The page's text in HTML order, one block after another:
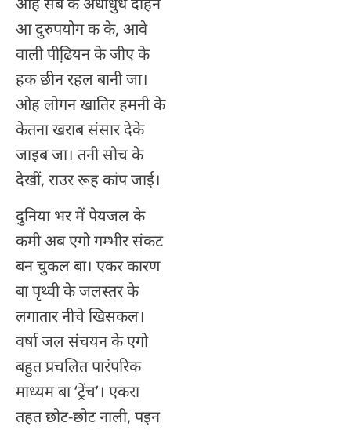
आ दुरुपयोग क के, आवे
वाली पीढि़यन के जीए के
हक छीन रहल बानी जा।
ओह लोगन खातिर हमनी के
केतना खराब संसार देके
जाइब जा। तनी सोच के
देखीं, राउर रूह कांप जाई।
दुनिया भर में पेयजल के
कमी अब एगो गम्भीर संकट
बन चुकल बा। एकर कारण
बा पृथ्वी के जलस्तर के
लगातार नीचे खिसकल।
वर्षा जल संचयन के एगो
बहुत प्रचलित पारंपरिक
माध्यम बा ‘ट्रेंच’। एकरा
तहत छोट-छोट नाली, पइन